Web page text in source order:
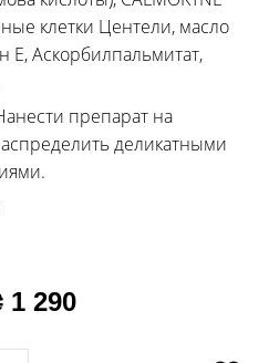
клетки Центели, масло
Е, Аскорбилпальмитат,
препарат на
деликатными
1 290